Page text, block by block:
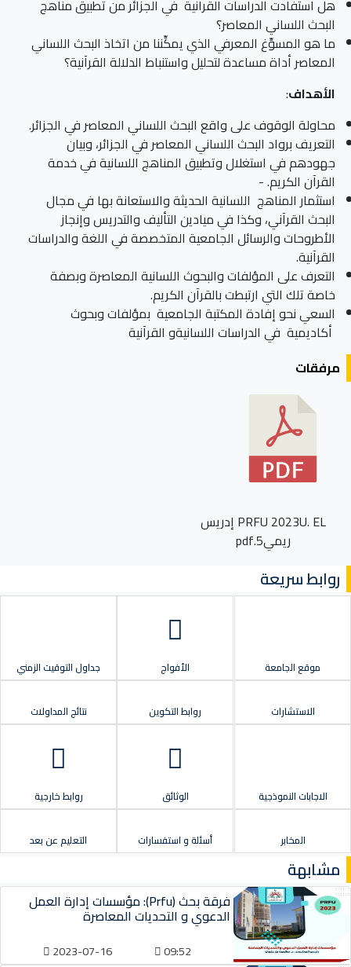
هل استفادت الدراسات القرآنية في الجزائر من تطبيق مناهج
البحث اللساني المعاصر؟
ما هو المسوِّغ المعرفي الذي يمكِّننا من اتخاذ البحث اللساني
المعاصر أداة مساعدة لتحليل واستنباط الدلالة القرآنية؟
الأهداف:
محاولة الوقوف على واقع البحث اللساني المعاصر في الجزائر.
التعريف برواد البحث اللساني المعاصر في الجزائر، وبيان
جهودهم في استغلال وتطبيق المناهج اللسانية في خدمة
القرآن الكريم. -
استثمار المناهج اللسانية الحديثة والاستعانة بها في مجال
البحث القرآني، وكذا في ميادين التأليف والتدريس وإنجاز
الأطروحات والرسائل الجامعية المتخصصة في اللغة والدراسات
القرآنية.
التعرف على المؤلفات والبحوث اللسانية المعاصرة وبصفة
خاصة تلك التي ارتبطت بالقرآن الكريم.
السعي نحو إفادة المكتبة الجامعية بمؤلفات وبحوث
أكاديمية في الدراسات اللسانيةو القرآنية
مرفقات
PRFU 2023U. EL إدريس
ريمي5.pdf
روابط سريعة
موقع الجامعة الأفواج جداول التوقيت الزمني
الاستشارات روابط التكوين نتائج المداولات
الاجابات النموذجية الوثائق روابط خارجية
المخابر أسئلة و استفسارات التعليم عن بعد
مشابهة
فرقة بحث (Prfu): مؤسسات إدارة العمل
الدعوي و التحديات المعاصرة
09:52
2023-07-16